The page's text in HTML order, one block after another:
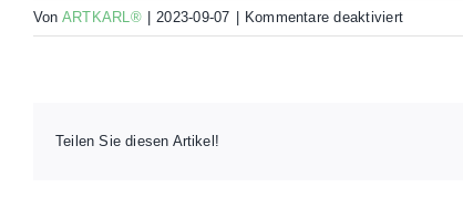
Von ARTKARL® 2023-09-07 Kommentare deaktiviertfür
icons8-
Teilen Sie diesen Artikel!